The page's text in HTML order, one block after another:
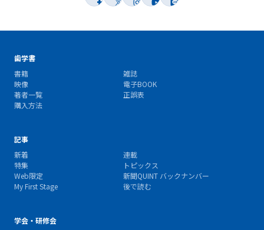
歯学書
書籍
雑誌
映像
電子BOOK
著者一覧
正誤表
購入方法
記事
新着
連載
特集
トピックス
Web限定
新聞QUINT バックナンバー
My First Stage
後で読む
学会・研修会